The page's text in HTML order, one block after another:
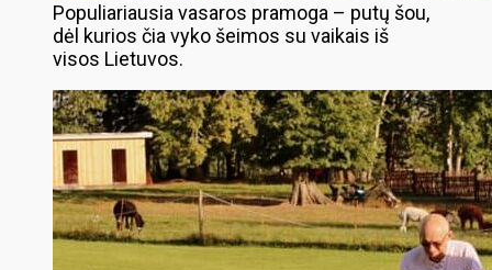
Populiariausia vasaros pramoga – putų šou,
dėl kurios čia vyko šeimos su vaikais iš
visos Lietuvos.